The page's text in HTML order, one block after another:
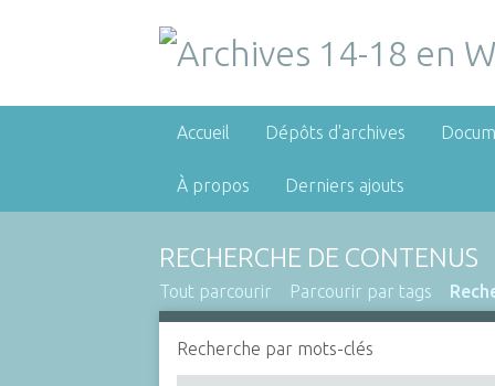
Accueil Dépôts d'archives
À propos Derniers ajouts
RECHERCHE DE CONTENUS
Tout parcourir Parcourir par tags
Recherche par mots-clés